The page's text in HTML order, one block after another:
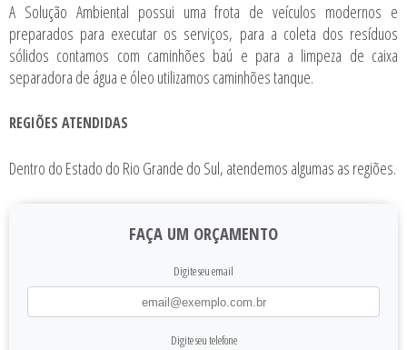
A Solução Ambiental possui uma frota de veículos modernos e
preparados para executar os serviços, para a coleta dos resíduos
sólidos contamos com caminhões baú e para a limpeza de caixa
separadora de água e óleo utilizamos caminhões tanque.
REGIÕES ATENDIDAS
Dentro do Estado do Rio Grande do Sul, atendemos algumas as regiões.
FAÇA UM ORÇAMENTO
Digite seu email
Digite seu telefone